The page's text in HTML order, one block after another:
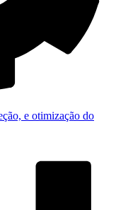
e otimização do